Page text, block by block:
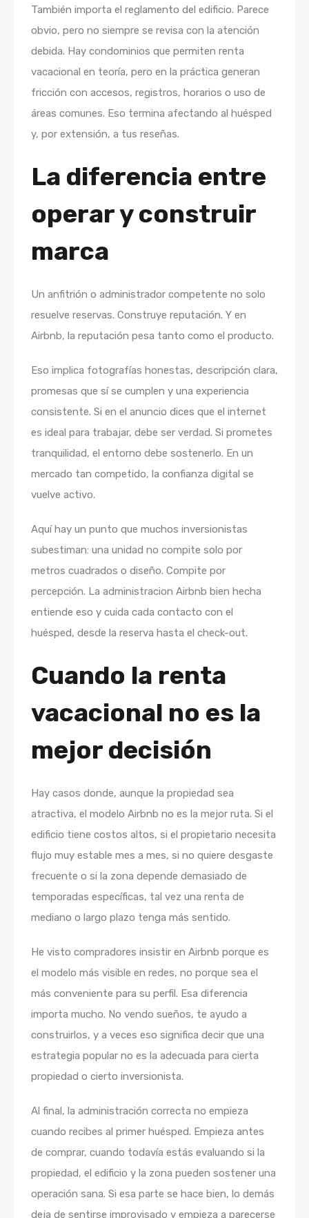
También importa el reglamento del edificio. Parece
obvio, pero no siempre se revisa con la atención
debida. Hay condominios que permiten renta
vacacional en teoría, pero en la práctica generan
fricción con accesos, registros, horarios o uso de
áreas comunes. Eso termina afectando al huésped
y, por extensión, a tus reseñas.
La diferencia entre
operar y construir
marca
Un anfitrión o administrador competente no solo
resuelve reservas. Construye reputación. Y en
Airbnb, la reputación pesa tanto como el producto.
Eso implica fotografías honestas, descripción clara,
promesas que sí se cumplen y una experiencia
consistente. Si en el anuncio dices que el internet
es ideal para trabajar, debe ser verdad. Si prometes
tranquilidad, el entorno debe sostenerlo. En un
mercado tan competido, la confianza digital se
vuelve activo.
Aquí hay un punto que muchos inversionistas
subestiman: una unidad no compite solo por
metros cuadrados o diseño. Compite por
percepción. La administracion Airbnb bien hecha
entiende eso y cuida cada contacto con el
huésped, desde la reserva hasta el check-out.
Cuando la renta
vacacional no es la
mejor decisión
Hay casos donde, aunque la propiedad sea
atractiva, el modelo Airbnb no es la mejor ruta. Si el
edificio tiene costos altos, si el propietario necesita
flujo muy estable mes a mes, si no quiere desgaste
frecuente o si la zona depende demasiado de
temporadas específicas, tal vez una renta de
mediano o largo plazo tenga más sentido.
He visto compradores insistir en Airbnb porque es
el modelo más visible en redes, no porque sea el
más conveniente para su perfil. Esa diferencia
importa mucho. No vendo sueños, te ayudo a
construirlos, y a veces eso significa decir que una
estrategia popular no es la adecuada para cierta
propiedad o cierto inversionista.
Al final, la administración correcta no empieza
cuando recibes al primer huésped. Empieza antes
de comprar, cuando todavía estás evaluando si la
propiedad, el edificio y la zona pueden sostener una
operación sana. Si esa parte se hace bien, lo demás
deja de sentirse improvisado y empieza a parecerse